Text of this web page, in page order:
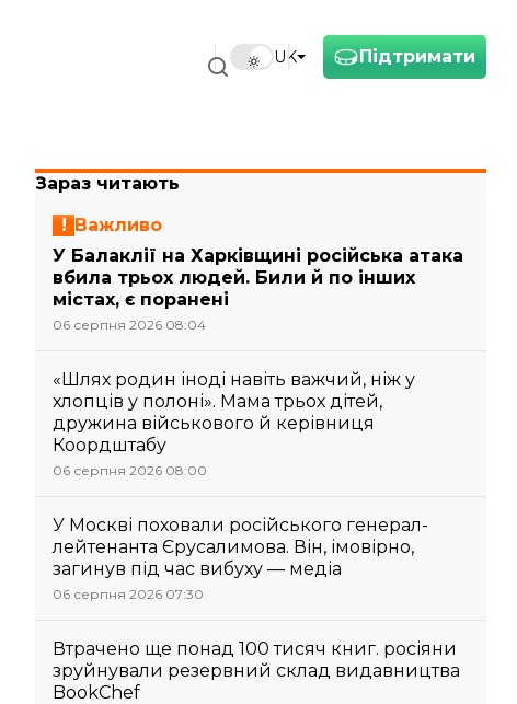
Підтримати
UK
Зараз читають
Важливо
У Балаклії на Харківщині російська атака
вбила трьох людей. Били й по інших
містах, є поранені
06 серпня 2026 08:04
«Шлях родин іноді навіть важчий, ніж у
хлопців у полоні». Мама трьох дітей,
дружина військового й керівниця
Коордштабу
06 серпня 2026 08:00
У Москві поховали російського генерал-
лейтенанта Єрусалимова. Він, імовірно,
загинув під час вибуху — медіа
06 серпня 2026 07:30
Втрачено ще понад 100 тисяч книг. росіяни
зруйнували резервний склад видавництва
BookChef